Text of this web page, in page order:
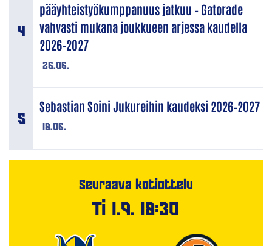
26.06.
pääyhteistyökumppanuus jatkuu – Gatorade
vahvasti mukana joukkueen arjessa kaudella
2026–2027
18.06.
Sebastian Soini Jukureihin kaudeksi 2026–2027
Seuraava kotiottelu
Ti 1.9. 18:30